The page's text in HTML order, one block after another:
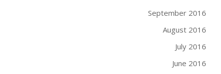
September 2016
August 2016
July 2016
June 2016